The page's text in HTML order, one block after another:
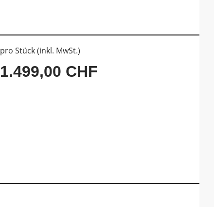
pro Stück (inkl. MwSt.)
1.499,00 CHF